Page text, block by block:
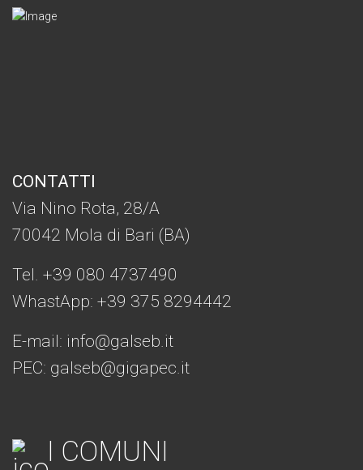
CONTATTI
Via Nino Rota, 28/A
70042 Mola di Bari (BA)
Tel. +39 080 4737490
WhastApp: +39 375 8294442
E-mail: info@galseb.it
PEC: galseb@gigapec.it
I COMUNI